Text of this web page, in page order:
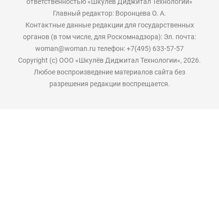
ответственностью «Шкулёв Диджитал Технологии»
Главный редактор: Воронцева О. А.
Контактные данные редакции для государственных
органов (в том числе, для Роскомнадзора): Эл. почта:
woman@woman.ru телефон: +7(495) 633-57-57
Copyright (с) ООО «Шкулёв Диджитал Технологии», 2026.
Любое воспроизведение материалов сайта без
разрешения редакции воспрещается.